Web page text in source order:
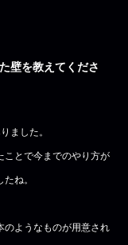
壁を教えてくださ
ました。
ことで今までのやり方が
ね。
のようなものが用意され